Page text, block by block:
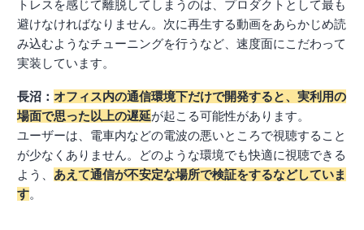
トレスを感じて離脱してしまうのは、プロダクトとして最も
避けなければなりません。次に再生する動画をあらかじめ読
み込むようなチューニングを行うなど、速度面にこだわって
実装しています。
長沼： オフィス内の通信環境下だけで開発すると、実利用の
場面で思った以上の遅延が起こる可能性があります。
ユーザーは、電車内などの電波の悪いところで視聴すること
が少なくありません。どのような環境でも快適に視聴できる
よう、 あえて通信が不安定な場所で検証をするなどしていま
す。